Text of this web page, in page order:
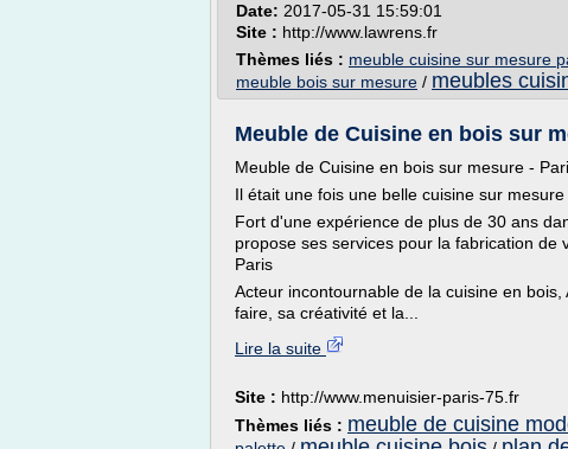
Date: 2017-05-31 15:59:01
Site : http://www.lawrens.fr
Thèmes liés : meuble cuisine sur mesure
meuble bois sur mesure / meubles
Meuble de Cuisine en bois sur
Meuble de Cuisine en bois sur mesure -
Il était une fois une belle cuisine sur mesure
Fort d'une expérience de plus de 30 ans
propose ses services pour la fabrication de
Paris
Acteur incontournable de la cuisine en
faire, sa créativité et la...
Lire la suite
Site : http://www.menuisier-paris-75.fr
Thèmes liés : meuble de cuisine